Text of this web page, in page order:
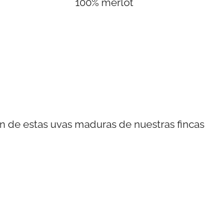
de estas uvas maduras de nuestras fincas